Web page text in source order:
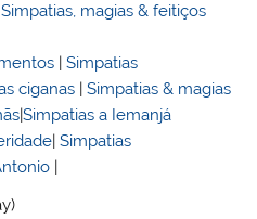
Simpatias, magias & feitiços
|Simpatias
ciganas |Simpatias & magias
|Simpatias a Iemanjá
|Simpatias
|